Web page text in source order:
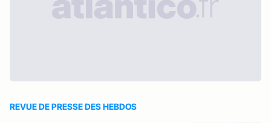
REVUE DE PRESSE DES HEBDOS